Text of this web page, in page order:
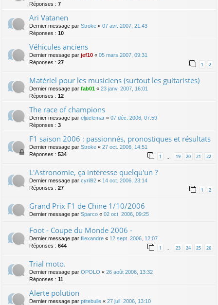
Réponses : 7
Ari Vatanen
Dernier message par Stroke « 07 avr. 2007, 21:43
Réponses : 10
Véhicules anciens
Dernier message par jef10 « 05 mars 2007, 09:31
Réponses : 27 1 2
Matériel pour les musiciens (surtout les guitaristes)
Dernier message par fab01 « 23 janv. 2007, 16:01
Réponses : 12
The race of champions
Dernier message par eljuclemar « 07 déc. 2006, 07:59
Réponses : 3
F1 saison 2006 : passionnés, pronostiques et résultats
Dernier message par Stroke « 27 oct. 2006, 14:51
Réponses : 534 1 19 20 21 22
L'Astronomie, ça intéresse quelqu'un ?
Dernier message par cyril92 « 14 oct. 2006, 23:14
Réponses : 27 1 2
Grand Prix F1 de Chine 1/10/2006
Dernier message par Sparco « 02 oct. 2006, 09:25
Foot - Coupe du Monde 2006 -
Dernier message par filexandre « 12 sept. 2006, 12:07
Réponses : 644 1 … 23 24 25 26
Trial moto.
Dernier message par OPOLO « 26 août 2006, 13:32
Réponses : 11
Alerte polution
Dernier message par ptitebulle « 27 juil. 2006, 13:10